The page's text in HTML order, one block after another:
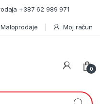
+387 62 989 971
Maloprodaje Moj račun
0